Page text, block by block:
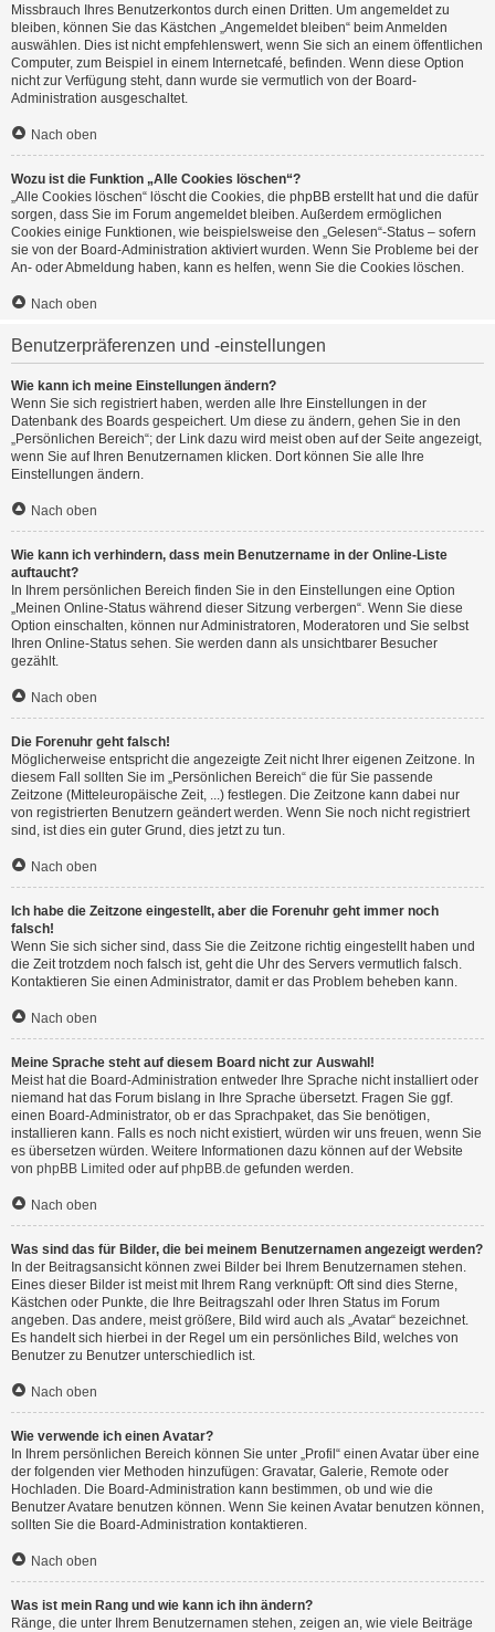
Missbrauch Ihres Benutzerkontos durch einen Dritten. Um angemeldet zu
bleiben, können Sie das Kästchen „Angemeldet bleiben“ beim Anmelden
auswählen. Dies ist nicht empfehlenswert, wenn Sie sich an einem öffentlichen
Computer, zum Beispiel in einem Internetcafé, befinden. Wenn diese Option
nicht zur Verfügung steht, dann wurde sie vermutlich von der Board-
Administration ausgeschaltet.
Nach oben
Wozu ist die Funktion „Alle Cookies löschen“?
„Alle Cookies löschen“ löscht die Cookies, die phpBB erstellt hat und die dafür
sorgen, dass Sie im Forum angemeldet bleiben. Außerdem ermöglichen
Cookies einige Funktionen, wie beispielsweise den „Gelesen“-Status – sofern
sie von der Board-Administration aktiviert wurden. Wenn Sie Probleme bei der
An- oder Abmeldung haben, kann es helfen, wenn Sie die Cookies löschen.
Nach oben
Benutzerpräferenzen und -einstellungen
Wie kann ich meine Einstellungen ändern?
Wenn Sie sich registriert haben, werden alle Ihre Einstellungen in der
Datenbank des Boards gespeichert. Um diese zu ändern, gehen Sie in den
„Persönlichen Bereich“; der Link dazu wird meist oben auf der Seite angezeigt,
wenn Sie auf Ihren Benutzernamen klicken. Dort können Sie alle Ihre
Einstellungen ändern.
Nach oben
Wie kann ich verhindern, dass mein Benutzername in der Online-Liste
auftaucht?
In Ihrem persönlichen Bereich finden Sie in den Einstellungen eine Option
„Meinen Online-Status während dieser Sitzung verbergen“. Wenn Sie diese
Option einschalten, können nur Administratoren, Moderatoren und Sie selbst
Ihren Online-Status sehen. Sie werden dann als unsichtbarer Besucher
gezählt.
Nach oben
Die Forenuhr geht falsch!
Möglicherweise entspricht die angezeigte Zeit nicht Ihrer eigenen Zeitzone. In
diesem Fall sollten Sie im „Persönlichen Bereich“ die für Sie passende
Zeitzone (Mitteleuropäische Zeit, ...) festlegen. Die Zeitzone kann dabei nur
von registrierten Benutzern geändert werden. Wenn Sie noch nicht registriert
sind, ist dies ein guter Grund, dies jetzt zu tun.
Nach oben
Ich habe die Zeitzone eingestellt, aber die Forenuhr geht immer noch
falsch!
Wenn Sie sich sicher sind, dass Sie die Zeitzone richtig eingestellt haben und
die Zeit trotzdem noch falsch ist, geht die Uhr des Servers vermutlich falsch.
Kontaktieren Sie einen Administrator, damit er das Problem beheben kann.
Nach oben
Meine Sprache steht auf diesem Board nicht zur Auswahl!
Meist hat die Board-Administration entweder Ihre Sprache nicht installiert oder
niemand hat das Forum bislang in Ihre Sprache übersetzt. Fragen Sie ggf.
einen Board-Administrator, ob er das Sprachpaket, das Sie benötigen,
installieren kann. Falls es noch nicht existiert, würden wir uns freuen, wenn Sie
es übersetzen würden. Weitere Informationen dazu können auf der Website
von phpBB Limited oder aufphpBB.de gefunden werden.
Nach oben
Was sind das für Bilder, die bei meinem Benutzernamen angezeigt werden?
In der Beitragsansicht können zwei Bilder bei Ihrem Benutzernamen stehen.
Eines dieser Bilder ist meist mit Ihrem Rang verknüpft: Oft sind dies Sterne,
Kästchen oder Punkte, die Ihre Beitragszahl oder Ihren Status im Forum
angeben. Das andere, meist größere, Bild wird auch als „Avatar“ bezeichnet.
Es handelt sich hierbei in der Regel um ein persönliches Bild, welches von
Benutzer zu Benutzer unterschiedlich ist.
Nach oben
Wie verwende ich einen Avatar?
In Ihrem persönlichen Bereich können Sie unter „Profil“ einen Avatar über eine
der folgenden vier Methoden hinzufügen: Gravatar, Galerie, Remote oder
Hochladen. Die Board-Administration kann bestimmen, ob und wie die
Benutzer Avatare benutzen können. Wenn Sie keinen Avatar benutzen können,
sollten Sie die Board-Administration kontaktieren.
Nach oben
Was ist mein Rang und wie kann ich ihn ändern?
Ränge, die unter Ihrem Benutzernamen stehen, zeigen an, wie viele Beiträge